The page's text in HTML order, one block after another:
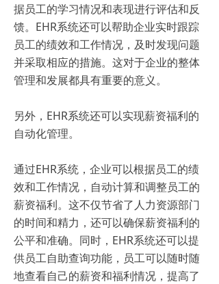
据员工的学习情况和表现进行评估和反
馈。EHR系统还可以帮助企业实时跟踪
员工的绩效和工作情况，及时发现问题
并采取相应的措施。这对于企业的整体
管理和发展都具有重要的意义。
另外，EHR系统还可以实现薪资福利的
自动化管理。
通过EHR系统，企业可以根据员工的绩
效和工作情况，自动计算和调整员工的
薪资福利。这不仅节省了人力资源部门
的时间和精力，还可以确保薪资福利的
公平和准确。同时，EHR系统还可以提
供员工自助查询功能，员工可以随时随
地查看自己的薪资和福利情况，提高了